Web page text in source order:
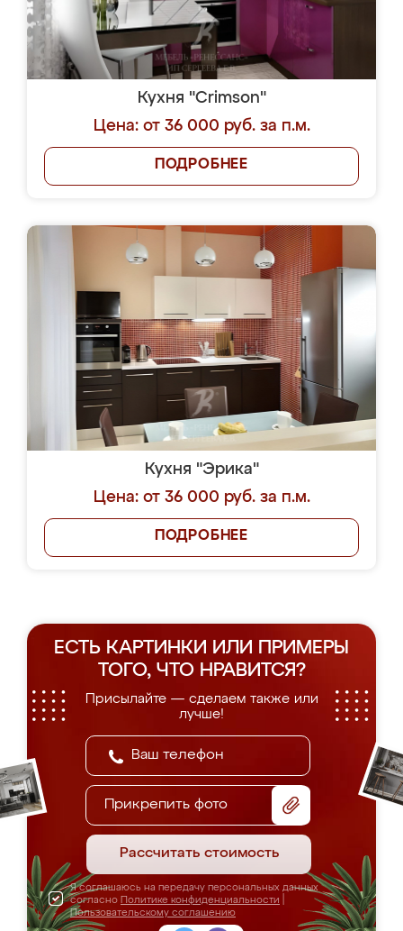
Кухня "Crimson"
Цена: от 36 000 руб. за п.м.
ПОДРОБНЕЕ
Кухня "Эрика"
Цена: от 36 000 руб. за п.м.
ПОДРОБНЕЕ
ЕСТЬ КАРТИНКИ ИЛИ ПРИМЕРЫ
ТОГО, ЧТО НРАВИТСЯ?
Присылайте — сделаем также или
лучше!
Прикрепить фото
Рассчитать стоимость
Я соглашаюсь на передачу персональных данных
согласно Политике конфиденциальности
Пользовательскому соглашению